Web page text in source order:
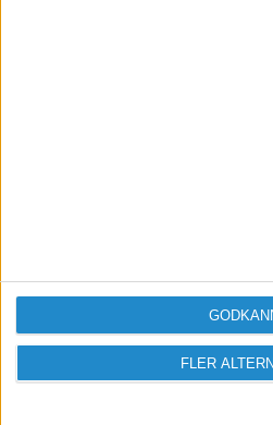
FLER
inlägg och delta i
Logga in / Registrera